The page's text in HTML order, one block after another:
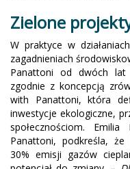
Zielone
W praktyce w
zagadnieniach
Panattoni od dwóch lat
zgodnie z koncepcją
with Panattoni, która
inwestycje ekologiczne,
społecznościom.
Panattoni, podkreśla,
30% emisji gazów